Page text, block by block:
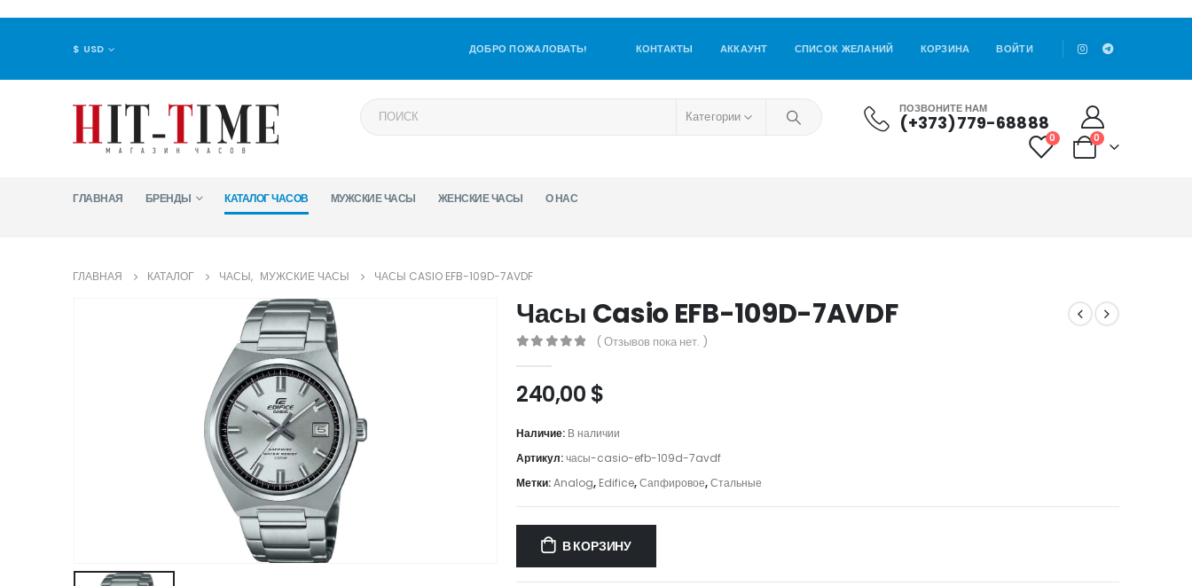
$ USD ДОБРО ПОЖАЛОВАТЬ! КОНТАКТЫ АККАУНТ СПИСОК ЖЕЛАНИЙ КОРЗИНА ВОЙТИ
Категории ПОЗВОНИТЕ НАМ
(+373)779-68888
0 0
ГЛАВНАЯ БРЕНДЫ КАТАЛОГ ЧАСОВ МУЖСКИЕ ЧАСЫ ЖЕНСКИЕ ЧАСЫ О НАС
ГЛАВНАЯ КАТАЛОГ ЧАСЫ, МУЖСКИЕ ЧАСЫ ЧАСЫ CASIO EFB-109D-7AVDF
Часы Casio EFB-109D-7AVDF
( Отзывов пока нет. )
240,00 $
Наличие: В наличии
Артикул:часы-casio-efb-109d-7avdf
Метки:Analog, Edifice,Сапфировое,Стальные
В КОРЗИНУ